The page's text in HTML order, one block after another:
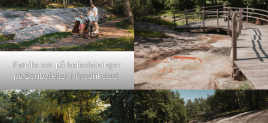
Familie ser på helleristninger
på Begbyfeltet i Fredrikstad.